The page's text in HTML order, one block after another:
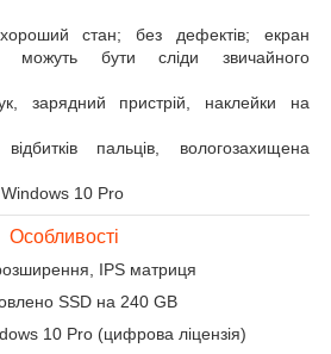
стан; без дефектів; екран
можуть бути сліди звичайного
зарядний пристрій, наклейки на
пальців, вологозахищена
Windows 10 Pro
Особливості
IPS матриця
SSD на 240 GB
10 Pro (цифрова ліцензія)